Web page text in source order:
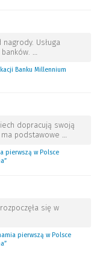
nagrody. Usługa
…
Banku Millennium
dopracują swoją
podstawowe …
pierwszą w Polsce
się w
pierwszą w Polsce